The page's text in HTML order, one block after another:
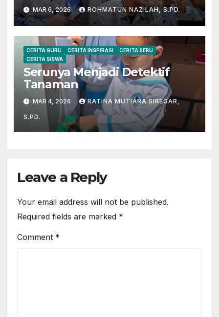
MAR 6, 2026 ROHMATUN NAZILAH, S.PD.
CERITA GURU CERITA INSPIRASI
CERITA SERU
CERITA SISWA
Serunya Menjadi Detektif
Tanaman
MAR 4, 2026 RATINA MUTIARA SIREGAR,
S.PD.
Leave a Reply
Your email address will not be published.
Required fields are marked *
Comment *